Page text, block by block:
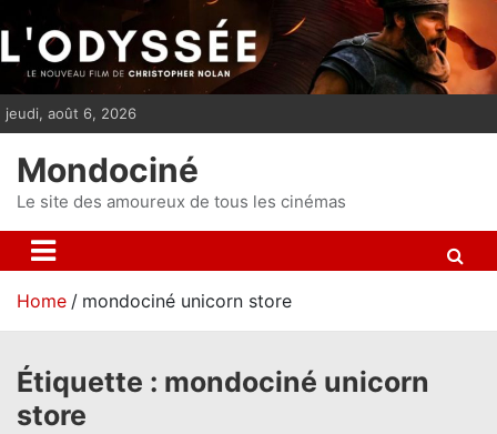
i
p
t
n
t
jeudi, août 6, 2026
Mondociné
Le site des amoureux de tous les cinémas
Home mondociné unicorn store
Étiquette : mondociné unicorn
store